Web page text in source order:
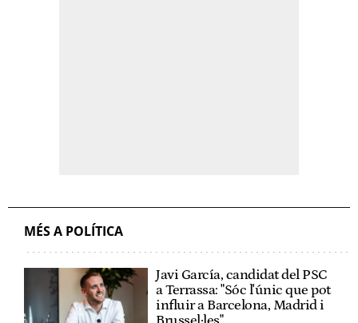
MÉS A POLÍTICA
Javi García, candidat del PSC
a Terrassa: "Sóc l'únic que pot
influir a Barcelona, Madrid i